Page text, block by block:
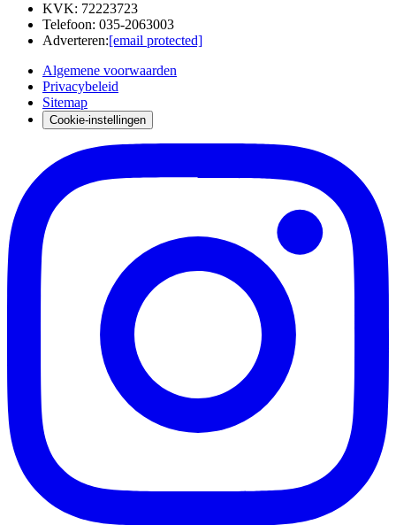
KVK: 72223723
Telefoon: 035-2063003
Adverteren:[email protected]
Algemene voorwaarden
Privacybeleid
Sitemap
Cookie-instellingen